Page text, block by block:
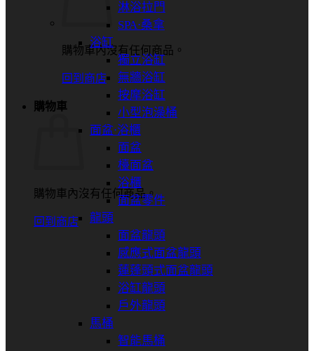
購物車內沒有任何商品。
回到商店
購物車
購物車內沒有任何商品。
回到商店
淋浴拉門
SPA⋅桑拿
浴缸
獨立浴缸
無牆浴缸
按摩浴缸
小型泡澡桶
面盆⋅浴櫃
面盆
檯面盆
浴櫃
面盆零件
龍頭
面盆龍頭
感應式面盆龍頭
蓮蓬頭式面盆龍頭
浴缸龍頭
戶外龍頭
馬桶
智能馬桶